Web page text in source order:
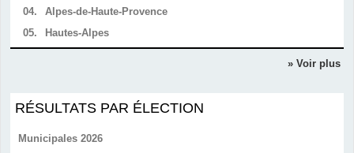
04.
Alpes-de-Haute-Provence
05.
Hautes-Alpes
» Voir plus
RÉSULTATS PAR ÉLECTION
Municipales 2026